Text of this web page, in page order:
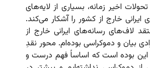
اخیر زمانه، بسیاری از لایه‌های
ایرانی خارج از کشور را آشکار می‌کند.
لاف‌های رسانه‌های ایرانی خارج از
بیان و دموکراسی بوده‌ام. محور نقدِ
بوده است که اساساً فهم درست و